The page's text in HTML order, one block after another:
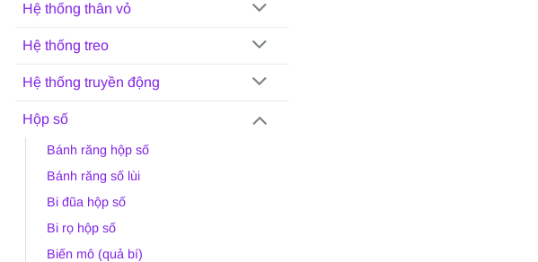
Hệ thống thân vỏ
Hệ thống treo
Hệ thống truyền động
Hộp số
Bánh răng hộp số
Bánh răng số lùi
Bi đũa hộp số
Bi rọ hộp số
Biến mô (quả bí)